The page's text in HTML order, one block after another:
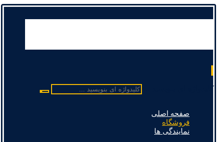
کلیدواژه ای بنویسید ...
صفحه اصلی
فروشگاه
نمایندگی ها